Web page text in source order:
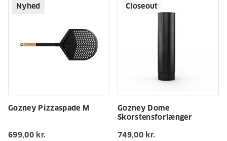
Nyhed
Gozney Pizzaspade M
699,00 kr.
Closeout
Gozney Dome
Skorstensforlænger
749,00 kr.